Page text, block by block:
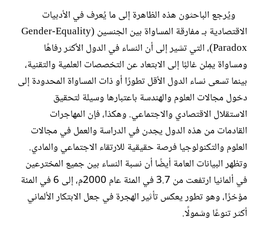
ويُرجع الباحثون هذه الظاهرة إلى ما يُعرف في الأدبيات
الاقتصادية بـ مفارقة المساواة بين الجنسين (Gender-Equality
Paradox)، التي تشير إلى أن النساء في الدول الأكثر رفاهًا
ومساواة يمِلن غالبًا إلى الابتعاد عن التخصصات العلمية والتقنية،
بينما تسعى نساء الدول الأقل تطورًا أو ذات المساواة المحدودة إلى
دخول مجالات العلوم والهندسة باعتبارها وسيلة لتحقيق
الاستقلال الاقتصادي والاجتماعي. وهكذا، فإن المهاجرات
القادمات من هذه الدول يجدن في الدراسة والعمل في مجالات
العلوم والتكنولوجيا فرصة حقيقية للارتقاء الاجتماعي والمادي.
وتظهر البيانات العامة أيضًا أن نسبة النساء بين جميع المخترعين
في ألمانيا ارتفعت من 3.7 في المئة عام 2000م، إلى 6 في المئة
مؤخرًا، وهو تطور يعكس تأثير الهجرة في جعل الابتكار الألماني
أكثر تنوعًا وشمولًا.